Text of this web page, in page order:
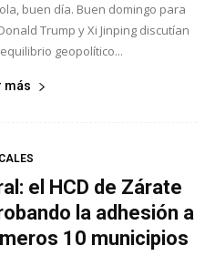
buen día. Buen domingo para
Trump y Xi Jinping discutían
geopolítico...
más
el HCD de Zárate
la adhesión a
10 municipios